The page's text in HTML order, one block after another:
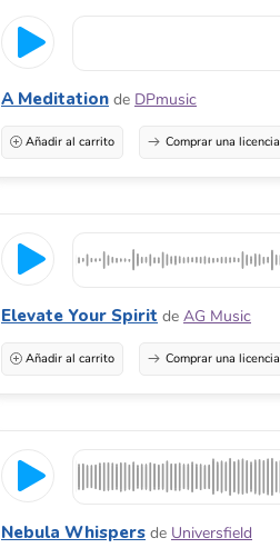
A Meditation de DPmusic
Añadir al carrito Comprar una licencia
Elevate Your Spirit de AG Music
Añadir al carrito Comprar una licencia
Nebula Whispers de Universfield